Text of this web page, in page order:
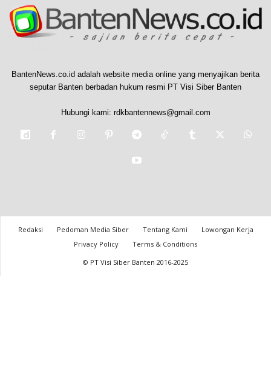
BantenNews.co.id adalah website media online yang menyajikan berita
seputar Banten berbadan hukum resmi PT Visi Siber Banten
Hubungi kami: rdkbantennews@gmail.com
Redaksi Pedoman Media Siber Tentang Kami
Lowongan Kerja
Privacy Policy
Terms & Conditions
© PT Visi Siber Banten 2016-2025